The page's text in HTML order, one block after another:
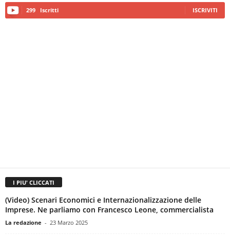
299 Iscritti ISCRIVITI
I PIU' CLICCATI
(Video) Scenari Economici e Internazionalizzazione delle
Imprese. Ne parliamo con Francesco Leone, commercialista
La redazione - 23 Marzo 2025